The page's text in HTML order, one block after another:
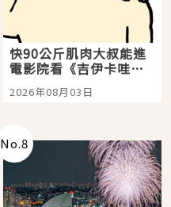
快90公斤肌肉大叔能進
電影院看《吉伊卡哇》
嗎？日本重金屬樂團
「打首」會長與nagano
2026年08月03日
No.8